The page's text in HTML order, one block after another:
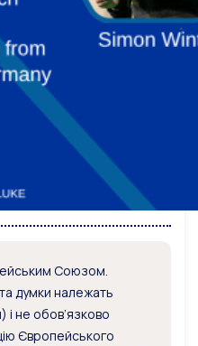
Союзом.
думки належать
не обов’язково
Європейського